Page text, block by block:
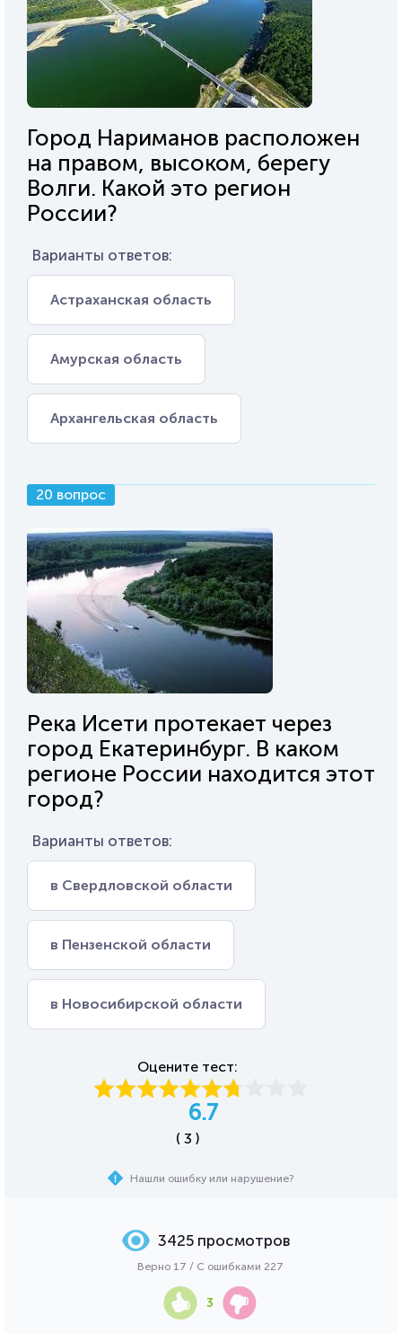
Город Нариманов расположен
на правом, высоком, берегу
Волги. Какой это регион
России?
Варианты ответов:
Астраханская область
Амурская область
Архангельская область
20 вопрос
Река Исети протекает через
город Екатеринбург. В каком
регионе России находится этот
город?
Варианты ответов:
в Свердловской области
в Пензенской области
в Новосибирской области
Оцените тест:
6.7
( 3 )
Нашли ошибку или нарушение?
3425 просмотров
Верно 17 / С ошибками 227
3